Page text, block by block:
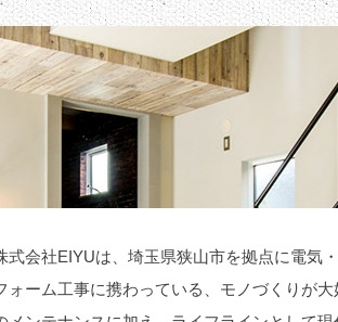
式会社EIYUは、埼玉県狭山市を拠点に電気
ォーム工事に携わっている、モノづくりが